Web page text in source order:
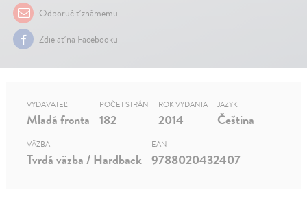
Odporučiť známemu
Zdielať na Facebooku
VYDAVATEĽ
Mladá fronta
POČET STRÁN
182
ROK VYDANIA
2014
JAZYK
Čeština
VÄZBA
Tvrdá väzba / Hardback
EAN
9788020432407